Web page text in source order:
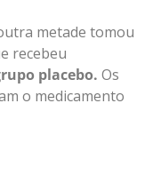
metade tomou
recebeu
placebo. Os
o medicamento